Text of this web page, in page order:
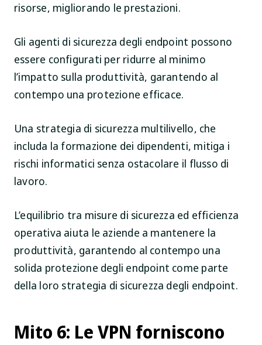
risorse, migliorando le prestazioni.
Gli agenti di sicurezza degli endpoint possono
essere configurati per ridurre al minimo
l’impatto sulla produttività, garantendo al
contempo una protezione efficace.
Una strategia di sicurezza multilivello, che
includa la formazione dei dipendenti, mitiga i
rischi informatici senza ostacolare il flusso di
lavoro.
L’equilibrio tra misure di sicurezza ed efficienza
operativa aiuta le aziende a mantenere la
produttività, garantendo al contempo una
solida protezione degli endpoint come parte
della loro strategia di sicurezza degli endpoint.
Mito 6: Le VPN forniscono